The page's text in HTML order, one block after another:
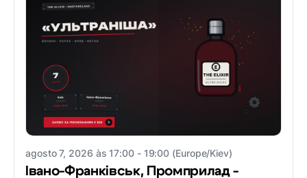
agosto 7, 2026 às 17:00 - 19:00 (Europe/Kiev)
Івано-Франківськ, Промприлад -